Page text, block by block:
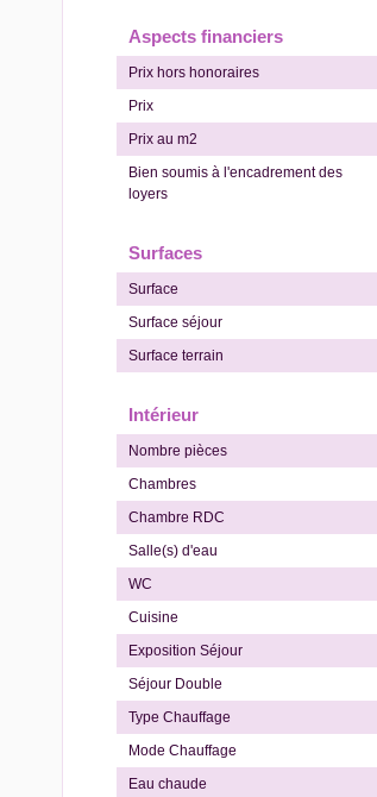
Aspects financiers
Prix hors honoraires
Prix
Prix au m2
Bien soumis à l'encadrement des
loyers
Surfaces
Surface
Surface séjour
Surface terrain
Intérieur
Nombre pièces
Chambres
Chambre RDC
Salle(s) d'eau
WC
Cuisine
Exposition Séjour
Séjour Double
Type Chauffage
Mode Chauffage
Eau chaude